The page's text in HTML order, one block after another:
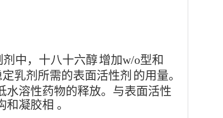
中， 十八十六醇增加w/o型和
乳剂所需的表面活性剂 的用量。
水溶性药物的释放。与表面活性
凝胶相 。